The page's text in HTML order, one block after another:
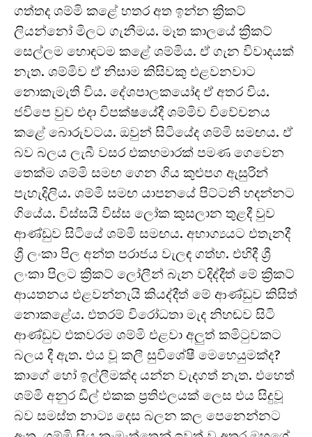
ගත්තද ශම්මි කළේ හතර අත ඉන්න ක්‍රිකට්
ලියන්නෝ මිලට ගැනීමය. මෑත කාලයේ ක්‍රිකට්
සෙල්ලම හොඳටම කළේ ශම්මිය. ඒ ගැන විවාදයක්
නැත. ශම්මිව ඒ නිසාම කිසිවකු එළවනවාට
නොකැමැති විය. දේශපාලකයෝද ඒ අතර විය.
ජවිපෙ වුව එදා විපක්ෂයේදී ශම්මිව විවේචනය
කළේ බොරුවටය. ඔවුන් සිටියේද ශම්මි සමඟය. ඒ
බව බලය ලැබී වසර එකහමාරක් පමණ ගෙවෙන
තෙක්ම ශම්මි සමඟ ගෙන ගිය කුළුපග ඇසුරින්
පැහැදිලිය. ශම්මි සමඟ යාපනයේ පිට්ටනි හදන්නට
ගියේය. විස්සයි විස්ස ලෝක කුසලාන තුළදී වුව
ආණ්ඩුව සිටියේ ශම්මි සමඟය. අභාග්‍යයට එතැනදී
ශ්‍රී ලංකා පිල අන්ත පරාජය වැලඳ ගත්හ. එහිදී ශ්‍රී
ලංකා පිලට ක්‍රිකට් ලෝලීන් බැන වදිද්දීත් මේ ක්‍රිකට්
ආයතනය එළවන්නැයි කියද්දීත් මේ ආණ්ඩුව කිසිත්
නොකළේය. එතරම් විරෝධතා මැද නිහඬව සිටි
ආණ්ඩුව එකවරම ශම්මි එළවා අලුත් කමිටුවකට
බලය දී ඇත. එය වූ කලී සුවිශේෂී මෙහෙයුමක්ද?
කාගේ හෝ ඉල්ලීමක්ද යන්න වැදගත් නැත. එහෙත්
ශම්මි අනුර ඩීල් එකක ප්‍රතිඵලයක් ලෙස එය සිදුවූ
බව සමස්ත නාට්‍ය දෙස බලන කල පෙනෙන්නට